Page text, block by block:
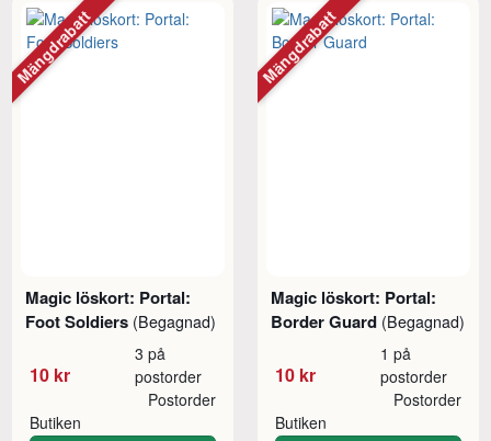
Magic löskort: Portal:
Foot Soldiers (Begagnad)
10 kr
3 på
postorder
Butiken
Postorder
Mängdrabatt
Magic löskort: Portal:
Border Guard (Begagnad)
10 kr
1 på
postorder
Butiken
Postorder
Mängdrabatt